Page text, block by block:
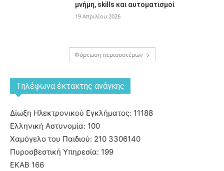
μνήμη, skills και αυτοματισμοί
19 Απριλίου 2026
Φόρτωση περισσοτέρων
Tηλέφωνα έκτακτης ανάγκης
Δίωξη Ηλεκτρονικού Εγκλήματος: 11188
Ελληνική Αστυνομία: 100
Χαμόγελο του Παιδιού: 210 3306140
Πυροσβεστική Υπηρεσία: 199
ΕΚΑΒ 166